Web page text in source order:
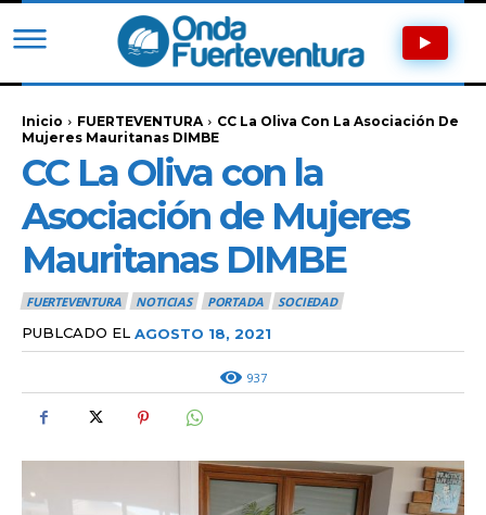
Inicio FUERTEVENTURA
CC La Oliva Con La Asociación De
Mujeres Mauritanas DIMBE
CC La Oliva con la
Asociación de Mujeres
Mauritanas DIMBE
FUERTEVENTURA NOTICIAS PORTADA SOCIEDAD
PUBLCADO EL AGOSTO 18, 2021
937